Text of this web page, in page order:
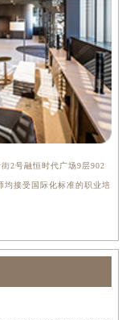
2号融恒时代广场9层902
均接受国际化标准的职业培